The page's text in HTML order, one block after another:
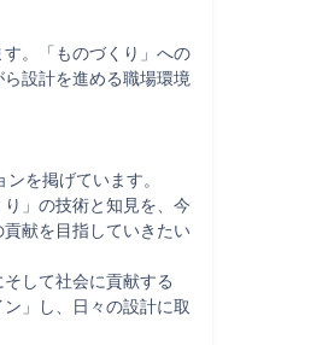
。「ものづくり」への
設計を進める職場環境
を掲げています。
」の技術と知見を、今
献を目指していきたい
して社会に貢献する
」し、日々の設計に取